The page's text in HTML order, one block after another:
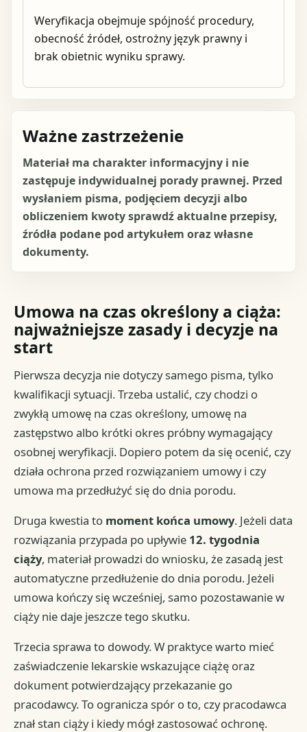
Weryfikacja obejmuje spójność procedury,
obecność źródeł, ostrożny język prawny i
brak obietnic wyniku sprawy.
Ważne zastrzeżenie
Materiał ma charakter informacyjny i nie
zastępuje indywidualnej porady prawnej. Przed
wysłaniem pisma, podjęciem decyzji albo
obliczeniem kwoty sprawdź aktualne przepisy,
źródła podane pod artykułem oraz własne
dokumenty.
Umowa na czas określony a ciąża:
najważniejsze zasady i decyzje na
start
Pierwsza decyzja nie dotyczy samego pisma, tylko
kwalifikacji sytuacji. Trzeba ustalić, czy chodzi o
zwykłą umowę na czas określony, umowę na
zastępstwo albo krótki okres próbny wymagający
osobnej weryfikacji. Dopiero potem da się ocenić, czy
działa ochrona przed rozwiązaniem umowy i czy
umowa ma przedłużyć się do dnia porodu.
Druga kwestia to moment końca umowy. Jeżeli data
rozwiązania przypada po upływie 12. tygodnia
ciąży, materiał prowadzi do wniosku, że zasadą jest
automatyczne przedłużenie do dnia porodu. Jeżeli
umowa kończy się wcześniej, samo pozostawanie w
ciąży nie daje jeszcze tego skutku.
Trzecia sprawa to dowody. W praktyce warto mieć
zaświadczenie lekarskie wskazujące ciążę oraz
dokument potwierdzający przekazanie go
pracodawcy. To ogranicza spór o to, czy pracodawca
znał stan ciąży i kiedy mógł zastosować ochronę.